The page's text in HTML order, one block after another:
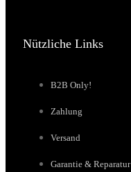
Nützliche Links
B2B Only!
Zahlung
Versand
Garantie & Reparatur